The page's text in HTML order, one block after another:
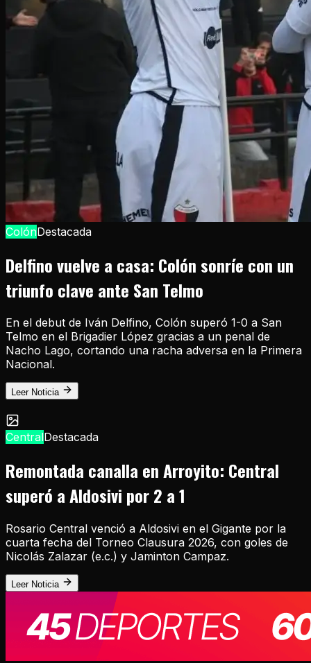
ColónDestacada
Delfino vuelve a casa: Colón sonríe con un
triunfo clave ante San Telmo
En el debut de Iván Delfino, Colón superó 1-0 a San
Telmo en el Brigadier López gracias a un penal de
Nacho Lago, cortando una racha adversa en la Primera
Nacional.
Leer Noticia
CentralDestacada
Remontada canalla en Arroyito: Central
superó a Aldosivi por 2 a 1
Rosario Central venció a Aldosivi en el Gigante por la
cuarta fecha del Torneo Clausura 2026, con goles de
Nicolás Zalazar (e.c.) y Jaminton Campaz.
Leer Noticia